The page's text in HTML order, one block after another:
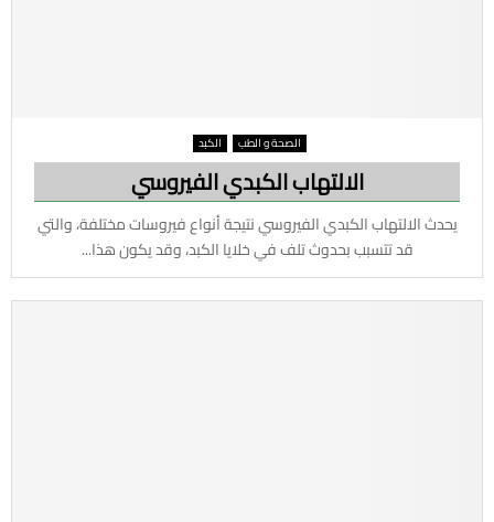
الصحة و الطب الكبد
الالتهاب الكبدي الفيروسي
يحدث الالتهاب الكبدي الفيروسي نتيجة أنواع فيروسات مختلفة، والتي
قد تتسبب بحدوث تلف في خلايا الكبد، وقد يكون هذا...